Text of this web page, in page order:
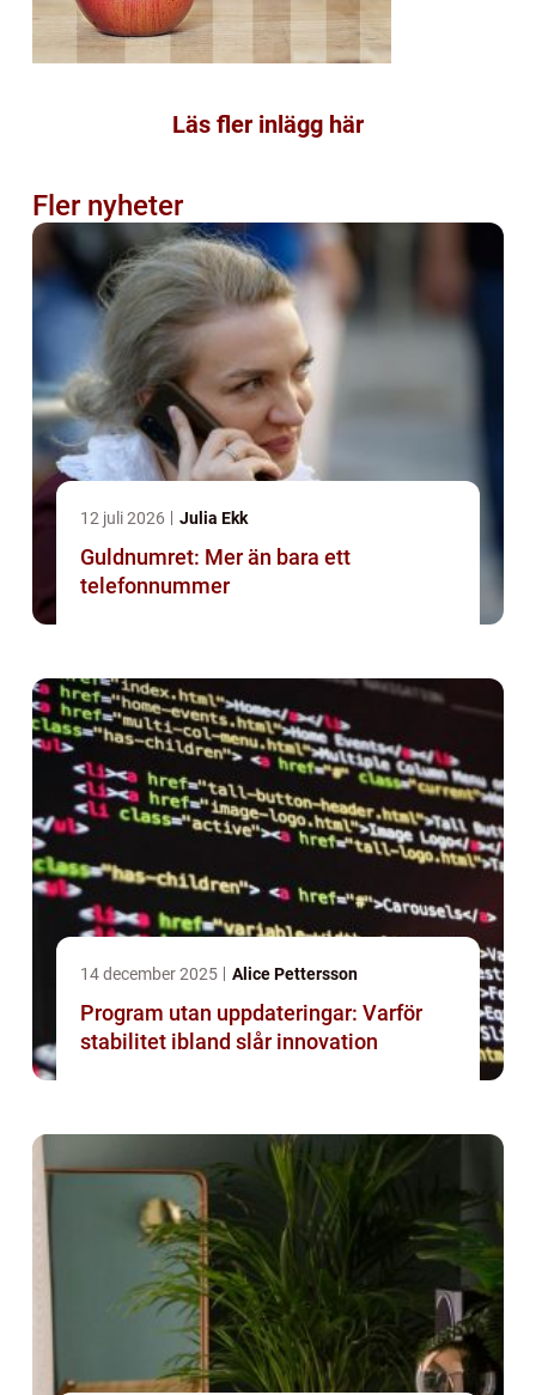
Läs fler inlägg här
Fler nyheter
12 juli 2026 Julia Ekk
Guldnumret: Mer än bara ett
telefonnummer
14 december 2025 Alice Pettersson
Program utan uppdateringar: Varför
stabilitet ibland slår innovation